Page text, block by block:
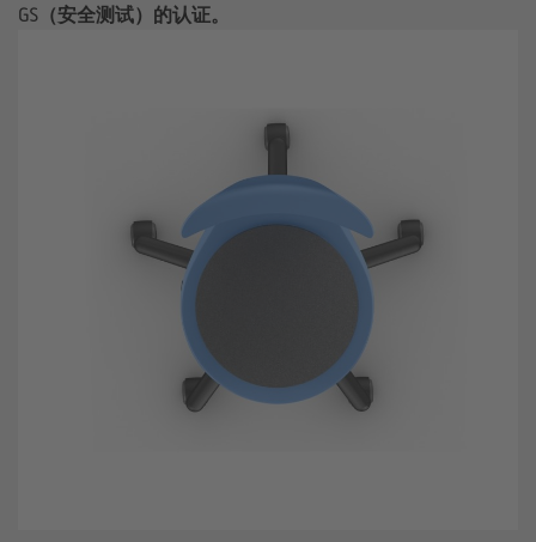
GS（安全测试）的认证。